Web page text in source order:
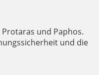
und Paphos.
und die